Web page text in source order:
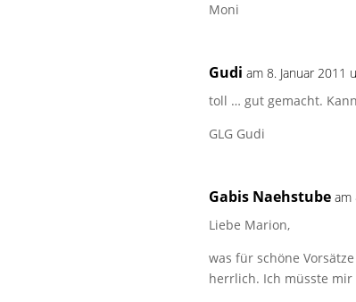
Moni
Gudi am 8. Januar 2011
toll … gut gemacht.
GLG Gudi
Gabis Naehstube am
Liebe Marion,
was für schöne
herrlich. Ich müsste